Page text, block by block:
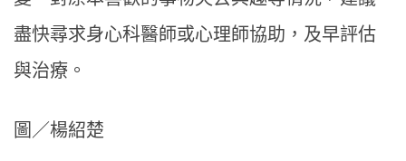
盡快尋求身心科醫師或心理師協助，及早評估
與治療。
圖／楊紹楚